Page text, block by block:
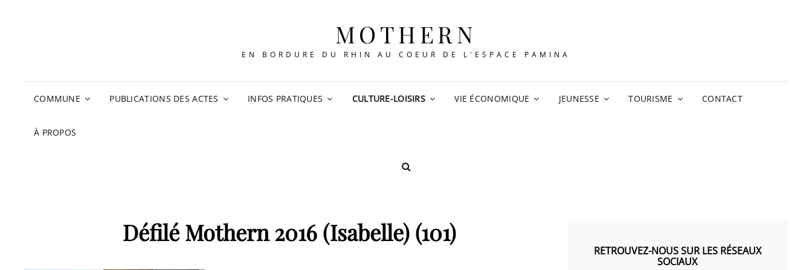
MOTHERN
EN BORDURE DU RHIN AU COEUR DE L'ESPACE PAMINA
COMMUNE PUBLICATIONS DES ACTES INFOS PRATIQUES CULTURE-LOISIRS VIE ÉCONOMIQUE JEUNESSE TOURISME CONTACT
À PROPOS
SEARCH
Défilé Mothern 2016 (Isabelle) (101)
RETROUVEZ-NOUS SUR LES RÉSEAUX
SOCIAUX